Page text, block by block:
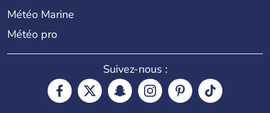
Météo Marine
Météo pro
Suivez-nous :